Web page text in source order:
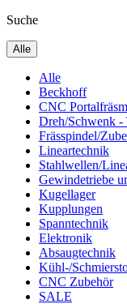
Suche
Alle
Alle
Beckhoff
CNC
Dreh/Schwenk -
Frässpindel/
Lineartechnik
Stahlwellen/
Gewindetriebe
Kugellager
Kupplungen
Spanntechnik
Elektronik
Absaugtechnik
Kühl-/
CNC Zubehör
SALE